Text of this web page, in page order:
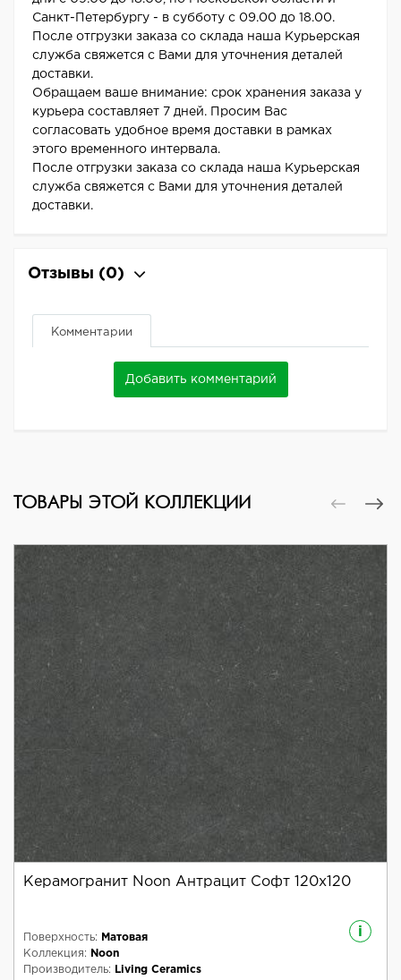
Санкт-Петербургу - в субботу с 09.00 до 18.00.
После отгрузки заказа со склада наша Курьерская
служба свяжется с Вами для уточнения деталей
доставки.
Обращаем ваше внимание: срок хранения заказа у
курьера составляет 7 дней. Просим Вас
согласовать удобное время доставки в рамках
этого временного интервала.
После отгрузки заказа со склада наша Курьерская
служба свяжется с Вами для уточнения деталей
доставки.
Отзывы (0)
Комментарии
Добавить комментарий
ТОВАРЫ ЭТОЙ КОЛЛЕКЦИИ
Керамогранит Noon Антрацит Софт 120x120
i
Поверхность:
Матовая
Коллекция:
Noon
Производитель:
Living Ceramics